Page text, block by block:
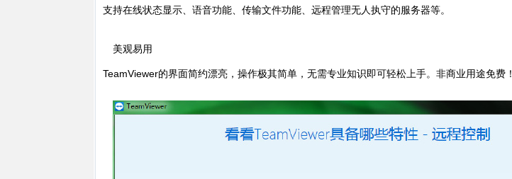
支持在线状态显示、语音功能、传输文件功能、远程管理无人执守的服务器等。
美观易用
TeamViewer的界面简约漂亮，操作极其简单，无需专业知识即可轻松上手。非商业用途免费！